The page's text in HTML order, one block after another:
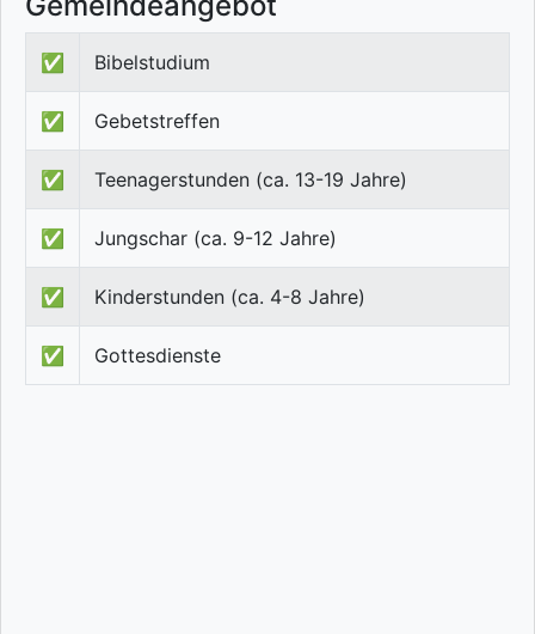
✅ Bibelstudium
✅ Gebetstreffen
✅ Teenagerstunden (ca. 13-19 Jahre)
✅ Jungschar (ca. 9-12 Jahre)
✅ Kinderstunden (ca. 4-8 Jahre)
✅ Gottesdienste